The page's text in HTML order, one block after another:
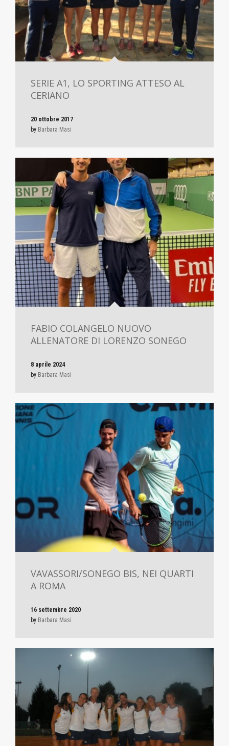
SERIE A1, LO SPORTING ATTESO AL
CERIANO
20 ottobre 2017
by Barbara Masi
FABIO COLANGELO NUOVO
ALLENATORE DI LORENZO SONEGO
8 aprile 2024
by Barbara Masi
VAVASSORI/SONEGO BIS, NEI QUARTI
A ROMA
16 settembre 2020
by Barbara Masi